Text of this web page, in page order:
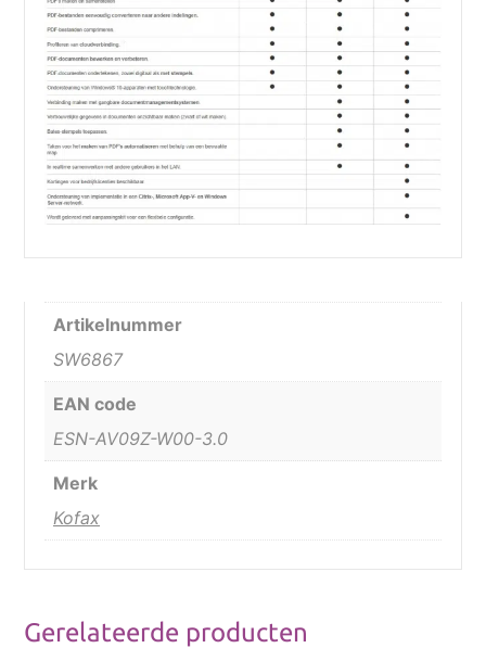
Artikelnummer
SW6867
EAN code
ESN-AV09Z-W00-3.0
Merk
Kofax
Gerelateerde producten